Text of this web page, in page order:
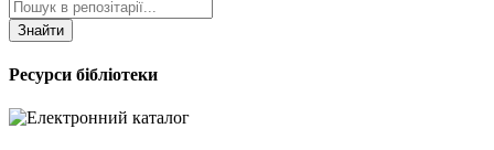
Знайти
Ресурси бібліотеки